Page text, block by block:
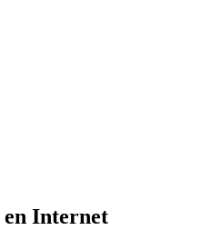
en Internet